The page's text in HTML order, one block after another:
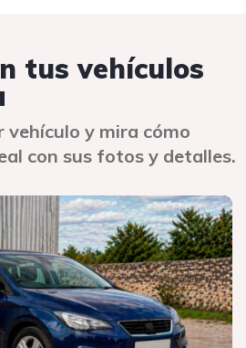
tus vehículos
vehículo y mira cómo
con sus fotos y detalles.